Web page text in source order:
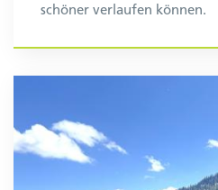
schöner verlaufen können.